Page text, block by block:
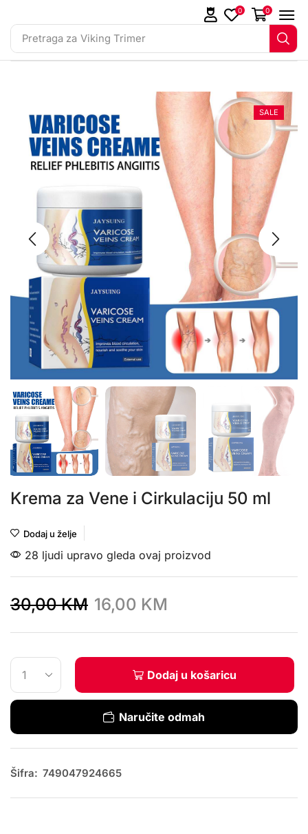
Pretraga za Viking Trimer
0 0
SALE
Krema za Vene i Cirkulaciju 50 ml
Dodaj u želje
28 ljudi upravo gleda ovaj proizvod
30,00KM 16,00 KM
Dodaj u košaricu
Naručite odmah
Šifra: 749047924665